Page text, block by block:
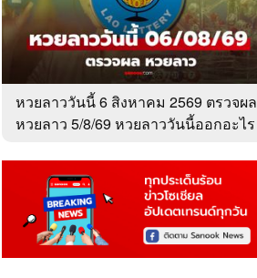
หวยลาววันนี้ 6 สิงหาคม 2569 ตรวจผล
หวยลาว 5/8/69 หวยลาววันนี้ออกอะไร